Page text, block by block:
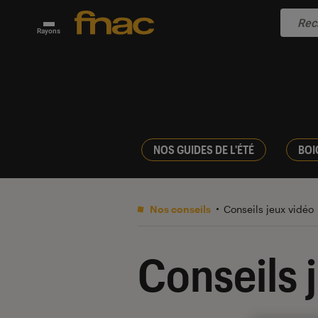
Rayons
NOS GUIDES DE L'ÉTÉ
Nos conseils Conseils jeux vidéo
Conseils